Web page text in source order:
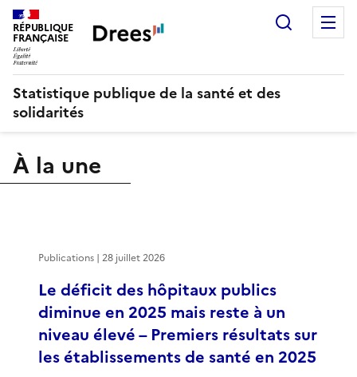
RÉPUBLIQUE
FRANÇAISE
Statistique publique de la santé et des
solidarités
À la une
Le déficit des hôpitaux publics
diminue en 2025 mais reste à un
niveau élevé – Premiers résultats sur
les établissements de santé en 2025
Publications | 28 juillet 2026